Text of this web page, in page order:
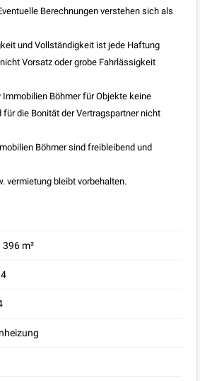
Berechnungen verstehen sich als
und Vollständigkeit ist jede Haftung
Vorsatz oder grobe Fahrlässigkeit
Immobilien Böhmer für Objekte keine
für die Bonität der Vertragspartner nicht
Böhmer sind freibleibend und
vermietung bleibt vorbehalten.
396 m²
4